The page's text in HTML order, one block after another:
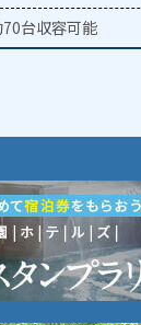
台収容可能